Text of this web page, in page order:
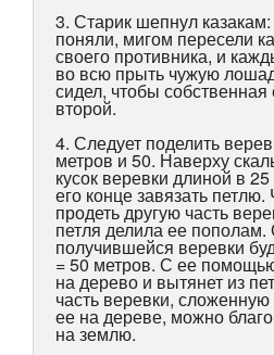
3. Старик шепнул
поняли, мигом пересели
своего противника, и
во всю прыть чужую
сидел, чтобы
второй.
4. Следует поделить
метров и 50. Наверху
кусок веревки длиной в
его конце завязать
продеть другую часть
петля делила ее
получившейся веревки
= 50 метров. С ее
на дерево и вытянет из
часть веревки,
ее на дереве, можно
на землю.